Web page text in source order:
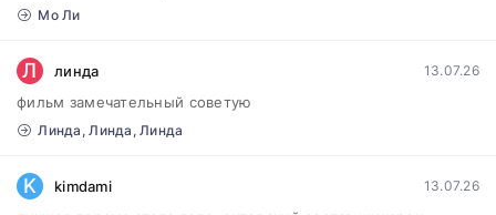
Мо Ли
Л линда 13.07.26
фильм замечательный советую
Линда, Линда, Линда
K kimdami 13.07.26